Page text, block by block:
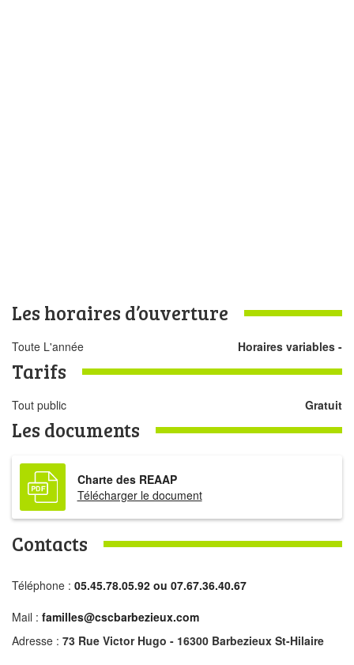
Les horaires d’ouverture
Toute L'année Horaires variables -
Tarifs
Tout public Gratuit
Les documents
Charte des REAAP
Télécharger le document
Contacts
Téléphone : 05.45.78.05.92 ou 07.67.36.40.67
Mail : familles@cscbarbezieux.com
Adresse : 73 Rue Victor Hugo - 16300 Barbezieux St-Hilaire